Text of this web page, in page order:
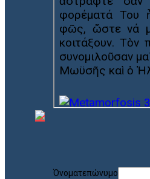
Όνοματεπώνυμο